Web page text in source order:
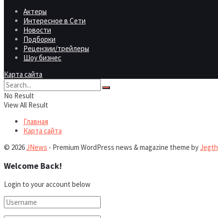
Актеры
Интересное в Сети
Новости
Подборки
Рецензии/трейлеры
Шоу бизнес
Карта сайта
No Result
View All Result
Главная
Карта сайта
© 2026JNews - Premium WordPress news & magazine theme by
Welcome Back!
Login to your account below